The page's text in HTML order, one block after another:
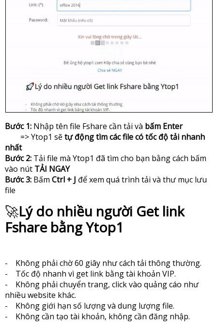
Bước 1: Nhập tên file Fshare cần tải và bấm Enter
=> Ytop1 sẽtự động tìm các file có tốc độ tải nhanh
nhất
Bước 2: Tải file mà Ytop1 đã tìm cho bạn bằng cách bấm
vào nút TẢI NGAY
Bước 3: Bấm Ctrl + J để xem quá trình tải và thư mục lưu
file
🚀Lý do nhiều người Get link
Fshare bằng Ytop1
- Không phải chờ 60 giây như cách tải thông thường.
- Tốc độ nhanh vì get link bằng tài khoản VIP.
- Không phải chuyển trang, click vào quảng cáo như
nhiều website khác.
- Không giới hạn số lượng và dung lượng file.
- Không cần tạo tài khoản, không cần đăng nhập.